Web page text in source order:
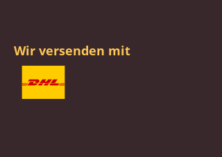
Wir versenden mit